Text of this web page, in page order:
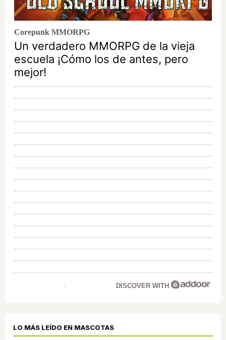
Corepunk MMORPG
Un verdadero MMORPG de la vieja
escuela ¡Cómo los de antes, pero
mejor!
DISCOVER WITH
LO MÁS LEÍDO EN MASCOTAS